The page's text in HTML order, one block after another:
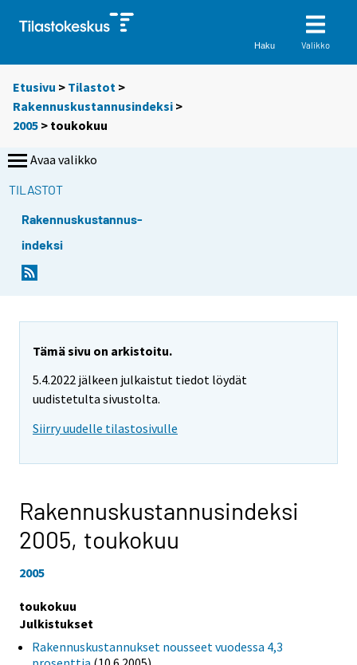
Haku Valikko
Etusivu > Tilastot >
Rakennuskustannusindeksi >
2005 > toukokuu
Avaa valikko
TILASTOT
Rakennuskustannus-
indeksi
Tämä sivu on arkistoitu.
5.4.2022 jälkeen julkaistut tiedot löydät
uudistetulta sivustolta.
Siirry uudelle tilastosivulle
Rakennuskustannusindeksi
2005, toukokuu
2005
toukokuu
Julkistukset
Rakennuskustannukset nousseet vuodessa 4,3